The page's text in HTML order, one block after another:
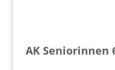
AK Seniorinnen